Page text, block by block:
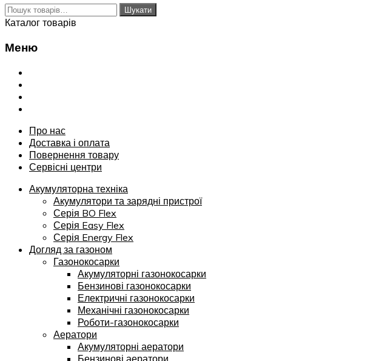
Шукати: Шукати
Каталог товарів
Меню
Переглянути
Про нас
Доставка і оплата
Повернення товару
Сервісні центри
Акумуляторна техніка
Акумулятори та зарядні пристрої
Серія BO Flex
Серія Easy Flex
Серія Energy Flex
Догляд за газоном
Газонокосарки
Акумуляторні газонокосарки
Бензинові газонокосарки
Електричні газонокосарки
Механічні газонокосарки
Роботи-газонокосарки
Аератори
Акумуляторні аератори
Бензинові аератори